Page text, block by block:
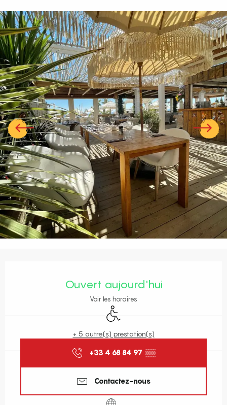
Ouvert aujourd'hui
Voir les horaires
Accès handicapés
+ 5 autre(s) prestation(s)
+33 4 68 84 97 ▒▒
Contactez-nous